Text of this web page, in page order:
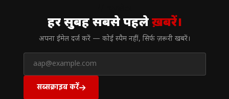
हर सुबह सबसे पहलेख़बरें।
अपना ईमेल दर्ज करें — कोई स्पैम नहीं, सिर्फ ज़रूरी खबरें।
सब्सक्राइब करें